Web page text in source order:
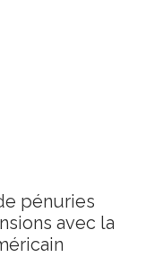
pénuries
avec la